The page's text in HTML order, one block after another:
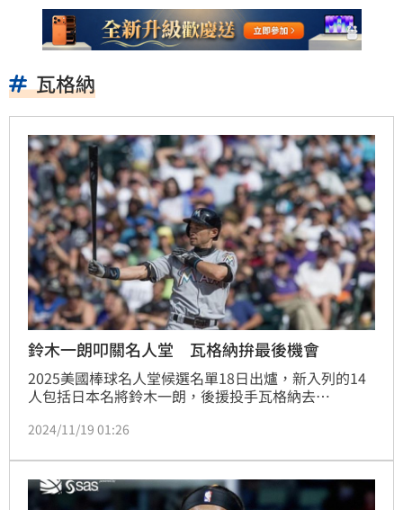
瓦格納
鈴木一朗叩關名人堂 瓦格納拚最後機會
2025美國棒球名人堂候選名單18日出爐，新入列的14
人包括日本名將鈴木一朗，後援投手瓦格納去
進入名人堂的最後機會。
2024/11/19 01:26